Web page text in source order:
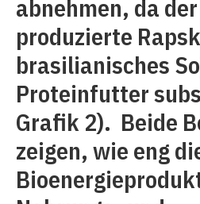
abnehmen, da
produzierte
brasilianisches
Proteinfutter
Grafik 2). Beide
zeigen, wie eng